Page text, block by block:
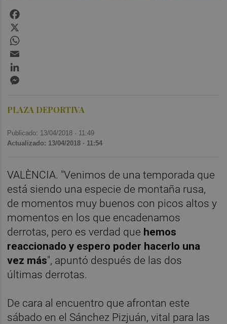
PLAZA DEPORTIVA
Publicado: 13/04/2018 · 11:49
Actualizado: 13/04/2018 · 11:54
VALÈNCIA. "Venimos de una temporada que
está siendo una especie de montaña rusa,
de momentos muy buenos con picos altos y
momentos en los que encadenamos
derrotas, pero es verdad que hemos
reaccionado y espero poder hacerlo una
vez más", apuntó después de las dos
últimas derrotas.
De cara al encuentro que afrontan este
sábado en el Sánchez Pizjuán, vital para las